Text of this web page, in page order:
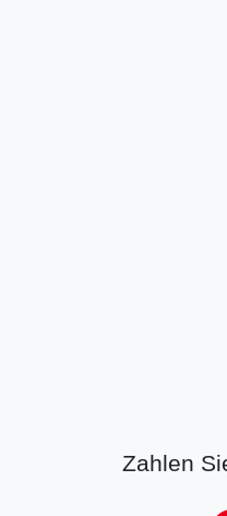
Zahlen